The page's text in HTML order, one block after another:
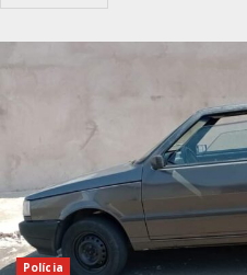
Polícia